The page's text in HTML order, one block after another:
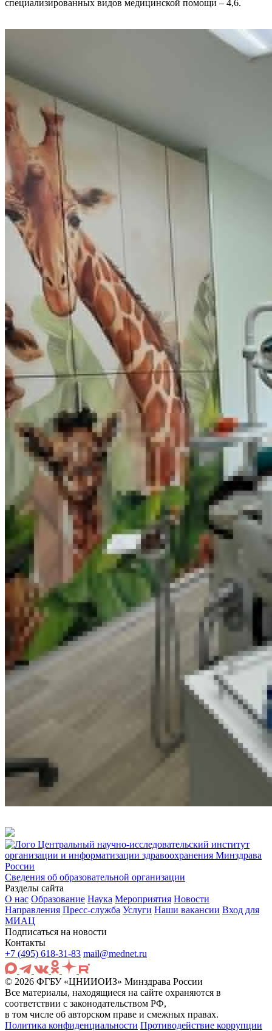
специализированных видов медицинской помощи – 4,6.
Центральный научно-исследовательский институт
организации и информатизации здравоохранения Минздрава
России
Сведения об образовательной организации
Разделы сайта
О нас Образование Наука Мероприятия Новости
Направления Пресс-служба Услуги Наши вакансии Вход для
МИАЦ
Подписаться на новости
Контакты
+7 (495) 618-31-83 mail@mednet.ru
© 2026 ФГБУ «ЦНИИОИЗ» Минздрава России
Все материалы, находящиеся на сайте охраняются в
соответствии с законодательством РФ,
в том числе об авторском праве и смежных правах.
Политика конфиденциальности Противодействие коррупции